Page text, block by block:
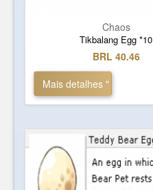
Chaos
Tikbalang Egg *10
BRL 40.46
Mais detalhes "